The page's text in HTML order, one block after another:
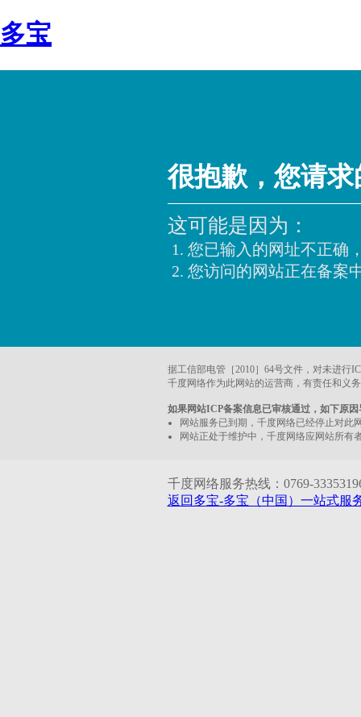
多宝
很抱歉，您请
这可能是因为：
您已输入的网址不正确
您访问的网站正在备案
据工信部电管［2010］64号文件，对未进行
千度网络作为此网站的运营商，有责任和义
如果网站ICP备案信息已审核通过，如下原
网站服务已到期，千度网络已经停止对此
网站正处于维护中，千度网络应网站所有
千度网络服务热线：0769-
返回多宝-多宝（中国）一站式服